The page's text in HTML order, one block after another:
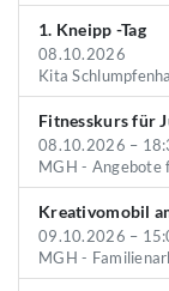
1. Kneipp -Tag
08.10.2026
Kita
Fitnesskurs für
08.10.2026 –
MGH - Angebote
Kreativomobil
09.10.2026 –
MGH -